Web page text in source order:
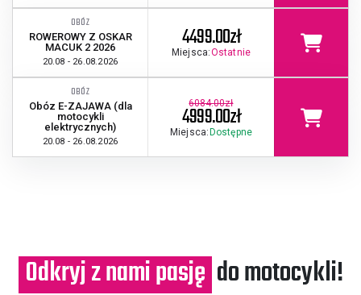
OBÓZ
ROWEROWY Z OSKAR
MACUK 2 2026
20.08 - 26.08.2026
4499.00zł
Miejsca:Ostatnie
OBÓZ
Obóz E-ZAJAWA (dla
motocykli
elektrycznych)
20.08 - 26.08.2026
6084.00zł
4999.00zł
Miejsca:Dostępne
Odkryj z nami pasję do motocykli!